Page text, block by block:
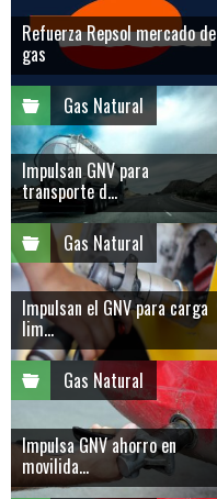
Refuerza Repsol mercado de
gas
Gas Natural
Impulsan GNV para
transporte d...
Gas Natural
Impulsan el GNV para carga
lim...
Gas Natural
Impulsa GNV ahorro en
movilida...